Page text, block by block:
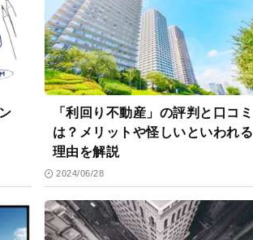
「利回り不動産」の評判と口コミ
は？メリットや怪しいといわれる
理由を解説
2024/06/28